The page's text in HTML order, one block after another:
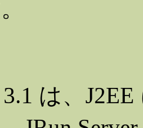
3.1 は、